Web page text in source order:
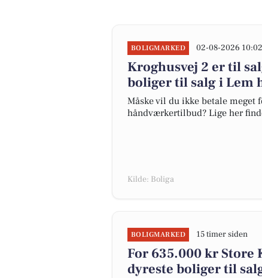
BOLIGMARKED 02-08-2026 10:02
Kroghusvej 2 er til
boliger til salg i Lem
Måske vil du ikke betale
håndværkertilbud? Lige her
Kilde: Boliga
BOLIGMARKED 15 timer siden
For 635.000 kr Store
dyreste boliger til